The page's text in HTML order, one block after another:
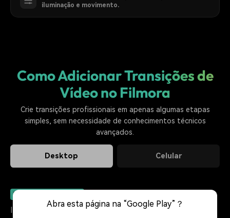
iluminação e movimento.
Como Adicionar Transições de
Vídeo no Filmora
Crie transições profissionais em apenas algumas etapas
simples, sem necessidade de conhecimentos técnicos
avançados.
Desktop Celular
1. Importe Seu Vídeo
Importe seus videoclipes para a Biblioteca de mídia e
Abra esta página na “Google Play”？